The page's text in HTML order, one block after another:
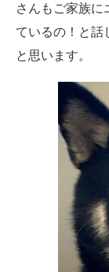
さんもご家族に
ているの！と話
と思います。